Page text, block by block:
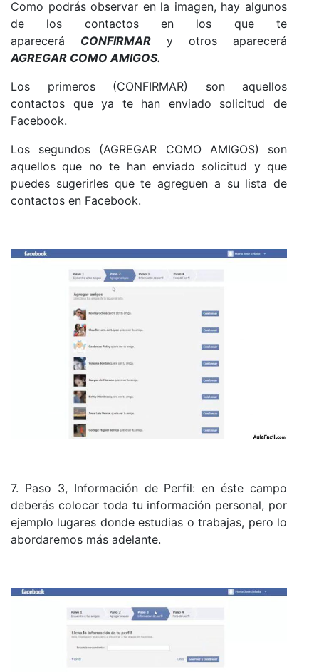
Como podrás observar en la imagen, hay algunos
de los contactos en los que te
aparecerá CONFIRMAR y otros aparecerá
AGREGAR COMO AMIGOS.
Los primeros (CONFIRMAR) son aquellos
contactos que ya te han enviado solicitud de
Facebook.
Los segundos (AGREGAR COMO AMIGOS) son
aquellos que no te han enviado solicitud y que
puedes sugerirles que te agreguen a su lista de
contactos en Facebook.
7. Paso 3, Información de Perfil: en éste campo
deberás colocar toda tu información personal, por
ejemplo lugares donde estudias o trabajas, pero lo
abordaremos más adelante.